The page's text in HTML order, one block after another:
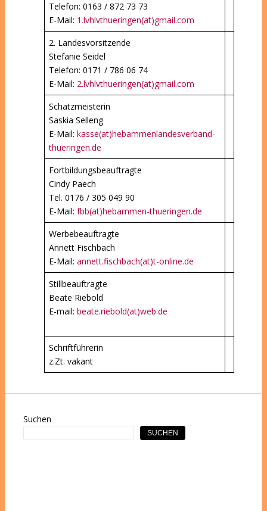
Telefon: 0163 / 872 73 73
E-Mail: 1.lvhlvthueringen(at)gmail.com
2. Landesvorsitzende
Stefanie Seidel
Telefon: 0171 / 786 06 74
E-Mail: 2.lvhlvthueringen(at)gmail.com
Schatzmeisterin
Saskia Selleng
E-Mail: kasse(at)hebammenlandesverband-
thueringen.de
Fortbildungsbeauftragte
Cindy Paech
Tel. 0176 / 305 049 90
E-Mail: fbb(at)hebammen-thueringen.de
Werbebeauftragte
Annett Fischbach
E-Mail: annett.fischbach(at)t-online.de
Stillbeauftragte
Beate Riebold
E-mail: beate.riebold(at)web.de
Schriftführerin
z.Zt. vakant
Suchen
SUCHEN